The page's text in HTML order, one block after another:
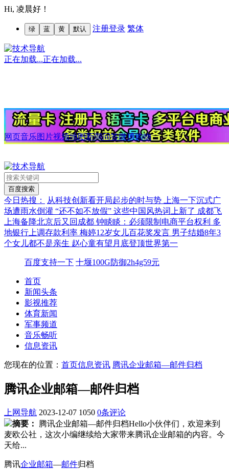
Hi, 凌晨好！
绿 蓝 黄 默认 注册登录 繁体
正在加载...正在加载...
网页音乐图片视频地图新闻问答微博购物
今日热搜： 从科技创新看开局起步的时与势
上海一下沉式广
场遭雨水倒灌 “还不如不放假” 这些中国风热词上新了 成都飞
上海备降北京后又回成都 钟睒睒：必须限制电商平台权利 多
地银行上调存款利率 梅婷12岁女儿百花奖发言 男子结婚8年3
个女儿都不是亲生 赵心童有望月底登顶世界第一
百度支持一下 十堰100G防御2h4g59元
首页
新闻头条
影视推荐
体育新闻
军事频道
音乐畅听
信息资讯
您现在的位置： 首页信息资讯 腾讯企业邮箱—邮件归档
腾讯企业邮箱—邮件归档
上网导航 2023-12-07 1050 0条评论
摘要：
腾讯企业邮箱—邮件归档Hello小伙伴们，欢迎来到
麦欧公社，这次小编继续给大家带来腾讯企业邮箱的内容。今
天给...
腾讯企业邮箱—邮件归档